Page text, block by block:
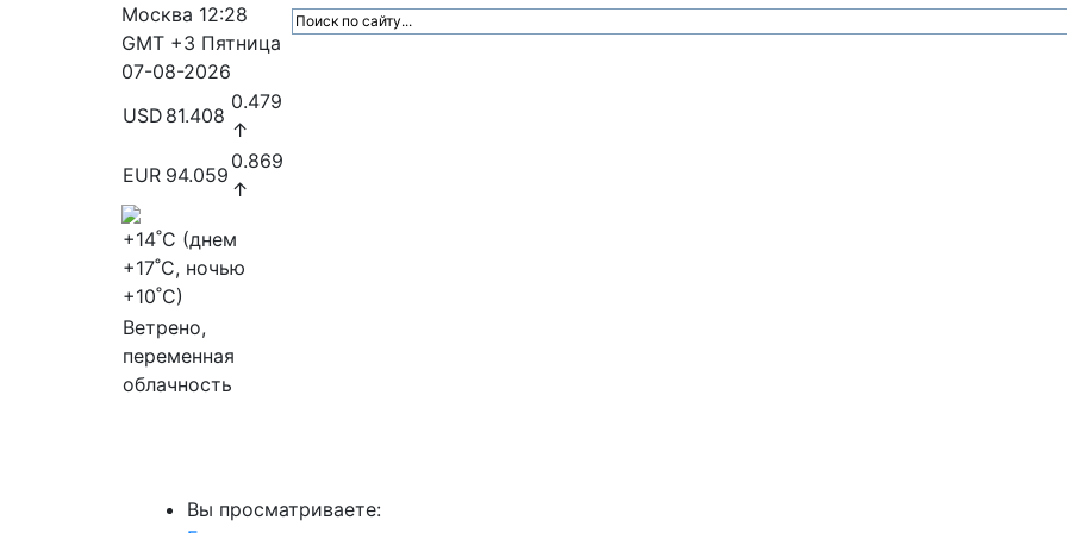
Москва 12:28
GMT +3 Пятница
07-08-2026
USD 81.408
0.479
↑
EUR 94.059
0.869
↑
+14˚C (днем
+17˚C, ночью
+10˚C)
Ветрено,
переменная
облачность
Вы просматриваете: